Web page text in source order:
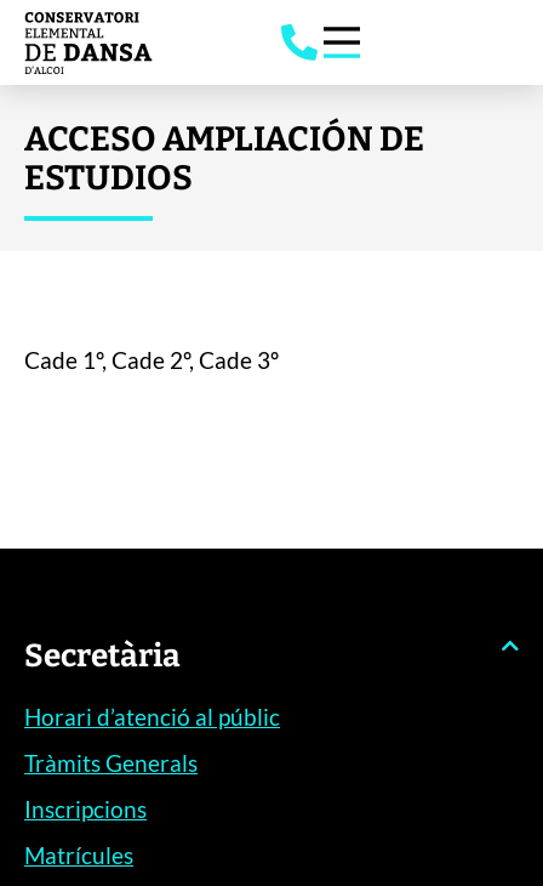
ACCESO AMPLIACIÓN DE
ESTUDIOS
Cade 1º, Cade 2º, Cade 3º
Secretària
Horari d’atenció al públic
Tràmits Generals
Inscripcions
Matrícules